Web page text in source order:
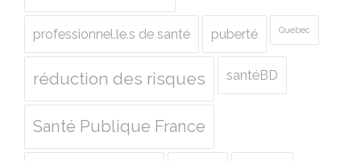
professionnel.le.s de santé puberté Quebec
réduction des risques santéBD
Santé Publique France